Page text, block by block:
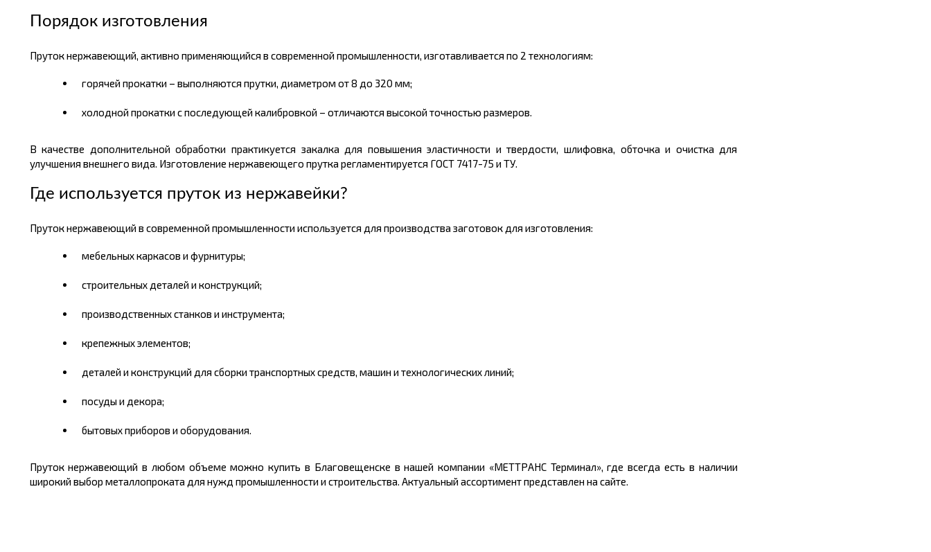
Порядок изготовления
Пруток нержавеющий, активно применяющийся в современной промышленности, изготавливается по 2 технологиям:
горячей прокатки – выполняются прутки, диаметром от 8 до 320 мм;
холодной прокатки с последующей калибровкой – отличаются высокой точностью размеров.
В качестве дополнительной обработки практикуется закалка для повышения эластичности и твердости, шлифовка, обточка и очистка для
улучшения внешнего вида. Изготовление нержавеющего прутка регламентируется ГОСТ 7417-75 и ТУ.
Где используется пруток из нержавейки?
Пруток нержавеющий в современной промышленности используется для производства заготовок для изготовления:
мебельных каркасов и фурнитуры;
строительных деталей и конструкций;
производственных станков и инструмента;
крепежных элементов;
деталей и конструкций для сборки транспортных средств, машин и технологических линий;
посуды и декора;
бытовых приборов и оборудования.
Пруток нержавеющий в любом объеме можнокупить в Благовещенске в нашей компании «МЕТТРАНС Терминал», где всегда есть в наличии
широкий выбор металлопроката для нужд промышленности и строительства. Актуальный ассортимент представлен на сайте.